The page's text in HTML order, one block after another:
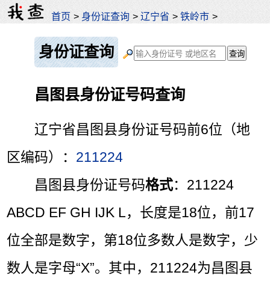
首页 > 身份证查询 >辽宁省 >铁岭市 >
身份证查询
昌图县身份证号码查询
辽宁省昌图县身份证号码前6位（地
区编码）： 211224
昌图县身份证号码格式：211224
ABCD EF GH IJK L，长度是18位，前17
位全部是数字，第18位多数人是数字，少
数人是字母“X”。其中，211224为昌图县